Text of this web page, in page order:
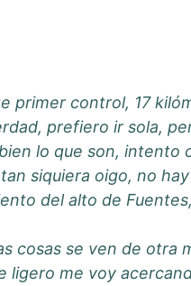
primer control, 17
prefiero ir sola,
lo que son, intento
siquiera oigo, no
del alto de
cosas se ven de otra
ligero me voy